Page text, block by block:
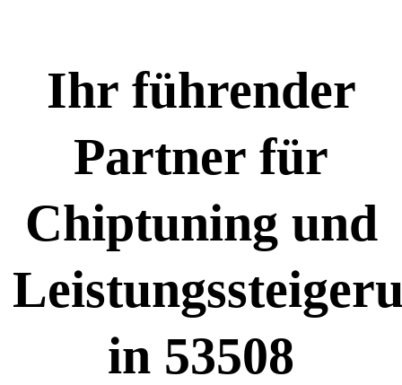
Ihr führender
Partner für
Chiptuning und
in 53508